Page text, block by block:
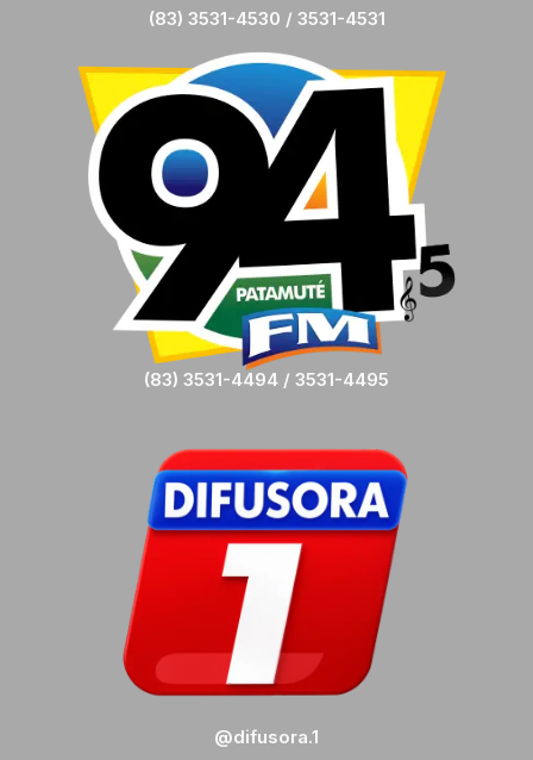
(83) 3531-4530 / 3531-4531
(83) 3531-4494 / 3531-4495
@difusora.1